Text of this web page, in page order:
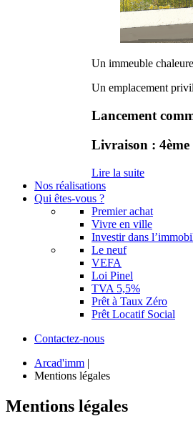
Un immeuble
Un emplacement
Lancement
Livraison : 4ème
Lire la suite
Nos réalisations
Qui êtes-vous ?
Premier achat
Vivre en ville
Investir dans
Le neuf
VEFA
Loi Pinel
TVA 5,5%
Prêt à Taux Zéro
Prêt Locatif Social
Contactez-nous
Arcad'imm |
Mentions légales
Mentions légales